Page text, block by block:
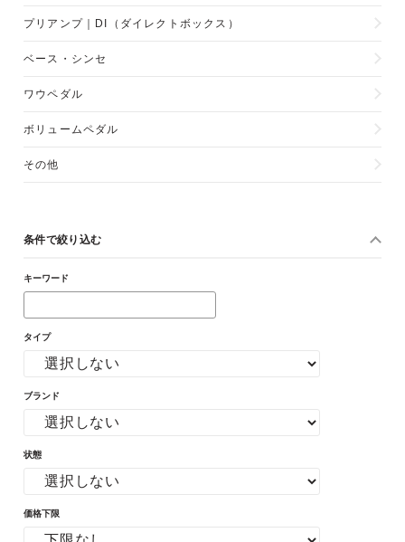
プリアンプ｜DI（ダイレクトボックス）
ベース・シンセ
ワウペダル
ボリュームペダル
その他
条件で絞り込む
キーワード
タイプ
ブランド
状態
価格下限